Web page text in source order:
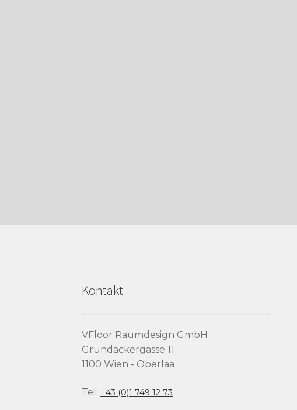
Kontakt
VFloor Raumdesign GmbH
Grundäckergasse 11
1100 Wien - Oberlaa
Tel: +43 (0)1 749 12 73